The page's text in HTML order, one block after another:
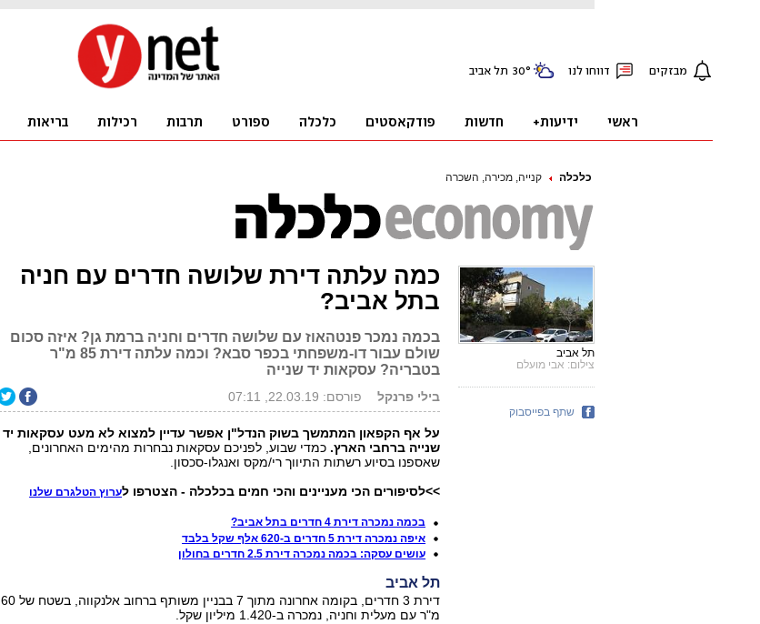
כלכלה קנייה, מכירה, השכרה
כמה עלתה דירת שלושה חדרים עם חניה
בתל אביב?
בכמה נמכר פנטהאוז עם שלושה חדרים וחניה ברמת גן? איזה סכום
שולם עבור דו-משפחתי בכפר סבא? וכמה עלתה דירת 85 מ"ר
בטבריה? עסקאות יד שנייה
בילי פרנקל פורסם: 22.03.19, 07:11
על אף הקפאון המתמשך בשוק הנדל"ן אפשר עדיין למצוא לא מעט עסקאות יד
שנייה ברחבי הארץ. כמדי שבוע, לפניכם עסקאות נבחרות מהימים האחרונים,
שאספנו בסיוע רשתות התיווך רי/מקס ואנגלו-סכסון.
>>לסיפורים הכי מעניינים והכי חמים בכלכלה - הצטרפו לערוץ הטלגרם שלנו
בכמה נמכרה דירת 4 חדרים בתל אביב?
איפה נמכרה דירת 5 חדרים ב-620 אלף שקל בלבד
עושים עסקה: בכמה נמכרה דירת 2.5 חדרים בחולון
תל אביב
דירת 3 חדרים, בקומה אחרונה מתוך 7 בבניין משותף ברחוב אלנקווה, בשטח של 60
מ"ר עם מעלית וחניה, נמכרה ב-1.420 מיליון שקל.
תל אביב
צילום: אבי מועלם
שתף בפייסבוק